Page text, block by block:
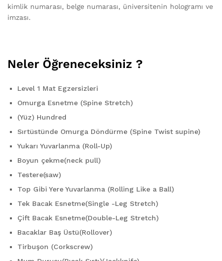
kimlik numarası, belge numarası, üniversitenin hologramı ve
imzası.
Neler Öğreneceksiniz ?
Level 1 Mat Egzersizleri
Omurga Esnetme (Spine Stretch)
(Yüz) Hundred
Sırtüstünde Omurga Döndürme (Spine Twist supine)
Yukarı Yuvarlanma (Roll-Up)
Boyun çekme(neck pull)
Testere(saw)
Top Gibi Yere Yuvarlanma (Rolling Like a Ball)
Tek Bacak Esnetme(Single -Leg Stretch)
Çift Bacak Esnetme(Double-Leg Stretch)
Bacaklar Baş Üstü(Rollover)
Tirbuşon (Corkscrew)